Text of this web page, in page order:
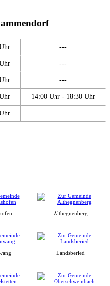
---
---
---
14:00 Uhr - 18:30 Uhr
---
Althegnenberg
Landsberied